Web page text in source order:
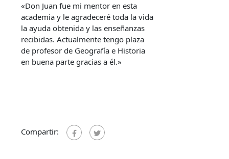
«Don Juan fue mi mentor en esta
academia y le agradeceré toda la vida
la ayuda obtenida y las enseñanzas
recibidas. Actualmente tengo plaza
de profesor de Geografía e Historia
en buena parte gracias a él.»
Compartir: